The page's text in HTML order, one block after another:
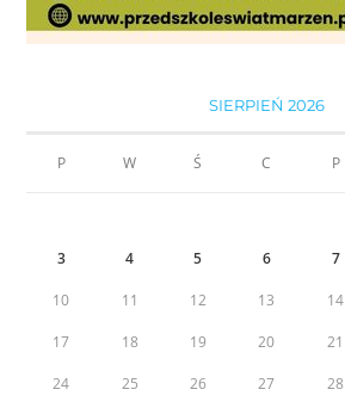
SIERPIEŃ 2026
P W Ś C P
3 4 5 6 7
10 11 12 13 14
17 18 19 20 21
24 25 26 27 28